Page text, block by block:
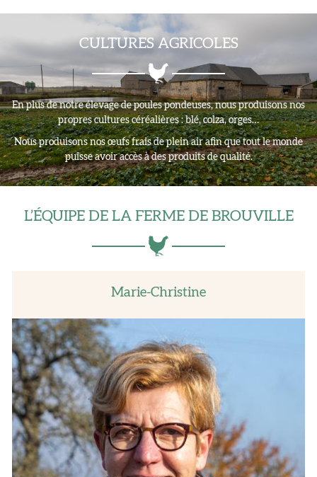
ŒUF
BOUTIQUE
G
GALERIE
06 61 97 22 08
CULTURES AGRICOLES
En plus de notre élevage de poules pondeuses, nous produisons nos
propres cultures céréalières : blé, colza, orges…
Nous produisons nos œufs frais de plein air afin que tout le monde
puisse avoir accès à des produits de qualité.
L’ÉQUIPE DE LA FERME DE BROUVILLE
Marie-Christine